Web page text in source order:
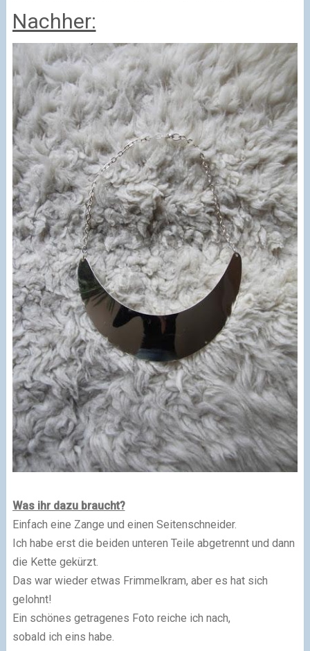
Nachher:
Was ihr dazu braucht?
Einfach eine Zange und einen Seitenschneider.
Ich habe erst die beiden unteren Teile abgetrennt und dann
die Kette gekürzt.
Das war wieder etwas Frimmelkram, aber es hat sich
gelohnt!
Ein schönes getragenes Foto reiche ich nach,
sobald ich eins habe.